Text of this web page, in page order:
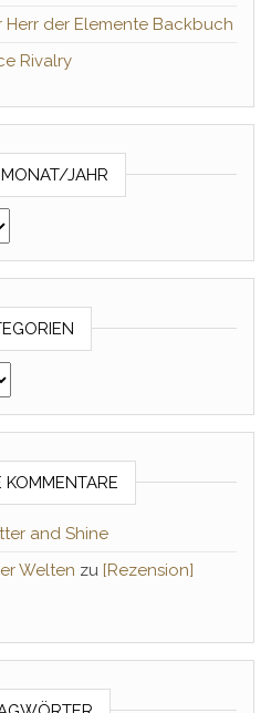
Herr der Elemente Backbuch
Rivalry
JAHR
KOMMENTARE
and Shine
Welten zu [Rezension]